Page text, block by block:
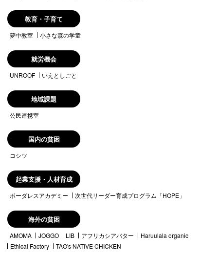
教育・子育て
夢中教室 小さな森の学童
就労機会
UNROOF いえとしごと
地域課題
公民連携室
国内の貧困
コシツ
起業支援・人材育成
ボーダレスアカデミー 次世代リーダー育成プログラム「HOPE」
海外の貧困
AMOMA JOGGO LIB アフリカシアバター
Haruulala organic
Ethical Factory
TAO's NATIVE CHICKEN